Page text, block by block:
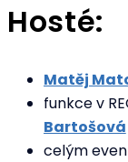
Hosté:
Matěj
funkce v
Bartošová
celým